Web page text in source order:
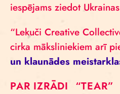
iespējams ziedot
“Lekuči Creative
cirka māksliniekiem arī
un klaunādes
PAR IZRĀDI “TEAR”